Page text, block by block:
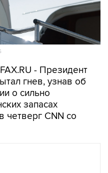
- Президент
гнев, узнав об
о сильно
запасах
в четверг CNN со